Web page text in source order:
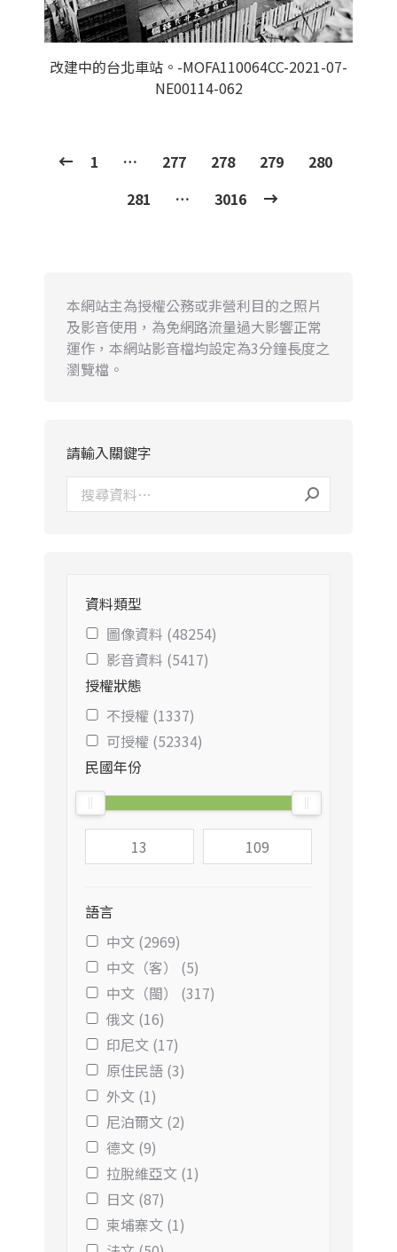
改建中的台北車站。-MOFA110064CC-2021-07-
NE00114-062
1 … 277 278 279
280
281
… 3016
本網站主為授權公務或非營利目的之照片
及影音使用，為免網路流量過大影響正常
運作，本網站影音檔均設定為3分鐘長度之
瀏覽檔。
請輸入關鍵字
資料類型
圖像資料 (48254)
影音資料 (5417)
授權狀態
不授權 (1337)
可授權 (52334)
民國年份
語言
中文 (2969)
中文（客） (5)
中文（閩） (317)
俄文 (16)
印尼文 (17)
原住民語 (3)
外文 (1)
尼泊爾文 (2)
德文 (9)
拉脫維亞文 (1)
日文 (87)
柬埔寨文 (1)